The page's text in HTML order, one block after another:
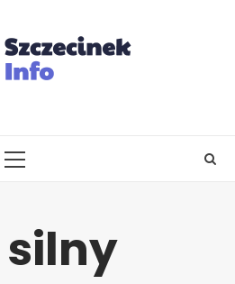
PRIMARY
silny